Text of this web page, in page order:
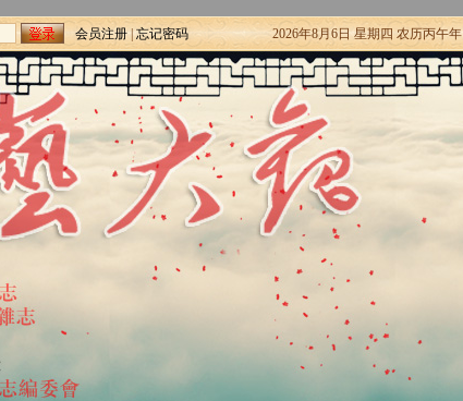
会员注册|忘记密码 2026年8月6日 星期四 农历丙午